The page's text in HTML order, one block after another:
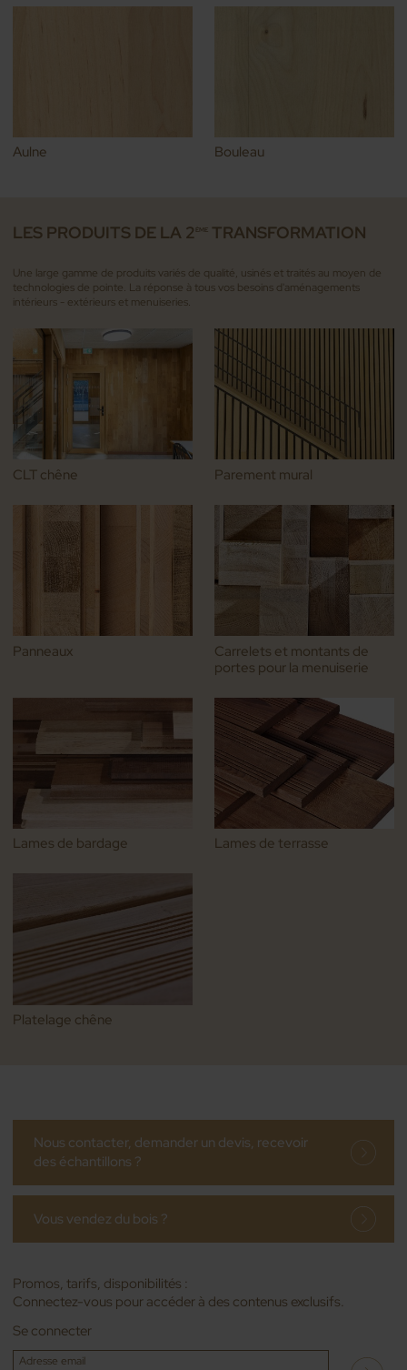
Aulne Bouleau
LES PRODUITS DE LA 2 ÈME TRANSFORMATION
Une large gamme de produits variés de qualité, usinés et traités au moyen de
technologies de pointe. La réponse à tous vos besoins d'aménagements
intérieurs - extérieurs et menuiseries.
CLT chêne Parement mural
Panneaux
Carrelets et montants de
portes pour la menuiserie
Lames de bardage Lames de terrasse
Platelage chêne
Nous contacter, demander un devis, recevoir
des échantillons ?
Vous vendez du bois ?
Promos, tarifs, disponibilités :
Connectez-vous pour accéder à des contenus exclusifs.
Se connecter